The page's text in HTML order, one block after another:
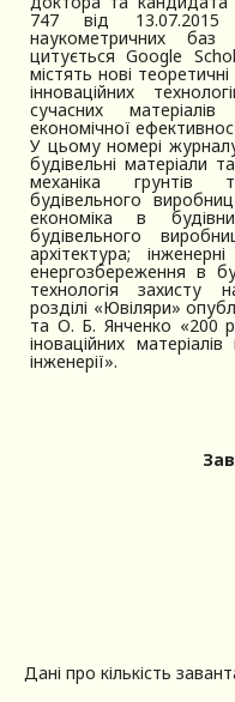
747 від
наукометричних
цитується Google
містять нові
інноваційних
сучасних
економічної
У цьому номері журналу
будівельні матеріали
механіка грунтів
будівельного
економіка в
будівельного
архітектура;
енергозбереження в
технологія захисту
розділі «Ювіляри»
та О. Б. Янченко «200
іноваційних
інженерії».
Дані про кількість